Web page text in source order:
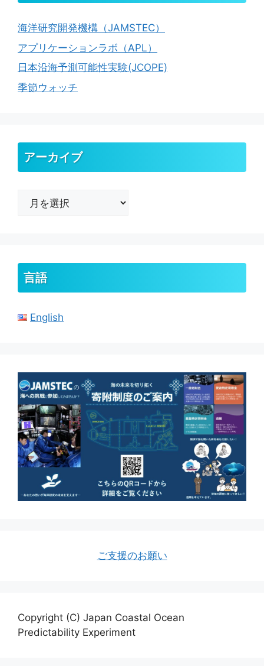
海洋研究開発機構（JAMSTEC）
アプリケーションラボ（APL）
日本沿海予測可能性実験(JCOPE)
季節ウォッチ
アーカイブ
言語
English
ご支援のお願い
Copyright (C) Japan Coastal Ocean
Predictability Experiment